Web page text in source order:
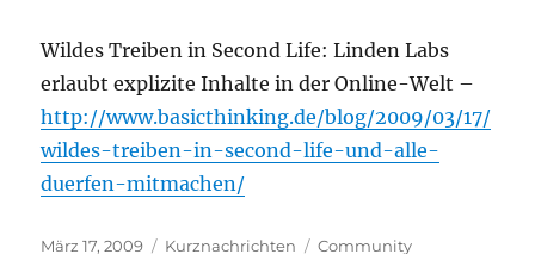
Wildes Treiben in Second Life: Linden Labs
erlaubt explizite Inhalte in der Online-Welt –
http://www.basicthinking.de/blog/2009/03/17/
wildes-treiben-in-second-life-und-alle-
duerfen-mitmachen/
Veröffentlicht
März 17, 2009 Kategorien
Kurznachrichten Schlagwörter
Community